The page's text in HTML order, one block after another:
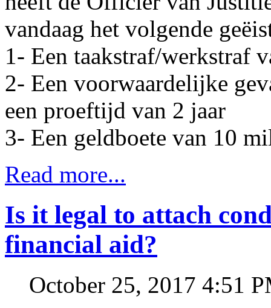
vandaag het volgende
1- Een taakstraf/werkstraf
2- Een voorwaardelijke
een proeftijd van 2 jaar
3- Een geldboete van 10
Read more...
Is it legal to attach
financial aid?
October 25, 2017 4:51